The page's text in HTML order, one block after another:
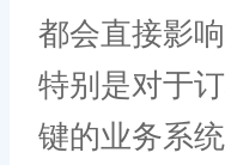
都会直接影
特别是对于
键的业务系